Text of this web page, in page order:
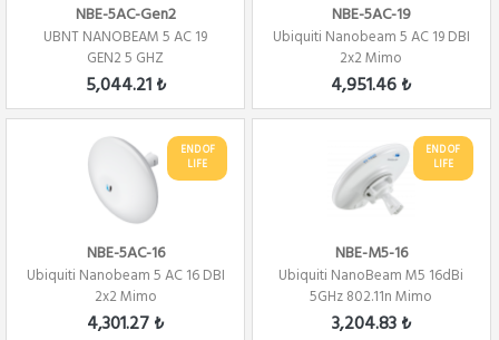
NBE-5AC-Gen2
UBNT NANOBEAM 5 AC 19
GEN2 5 GHZ
5,044.21 ₺
NBE-5AC-19
Ubiquiti Nanobeam 5 AC 19 DBI
2x2 Mimo
4,951.46 ₺
END OF
LIFE
NBE-5AC-16
Ubiquiti Nanobeam 5 AC 16 DBI
2x2 Mimo
4,301.27 ₺
END OF
LIFE
NBE-M5-16
Ubiquiti NanoBeam M5 16dBi
5GHz 802.11n Mimo
3,204.83 ₺